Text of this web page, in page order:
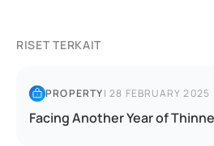
RISET TERKAIT
PROPERTY|28 FEBRUARY 2025
Facing Another Year of